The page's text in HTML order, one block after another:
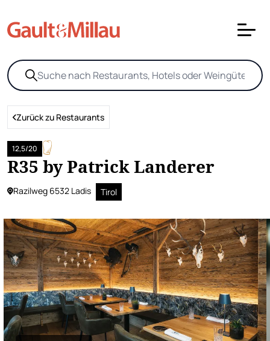
Zurück zu Restaurants
R35 by Patrick Landerer
12,5/20
Razilweg 6532 Ladis Tirol